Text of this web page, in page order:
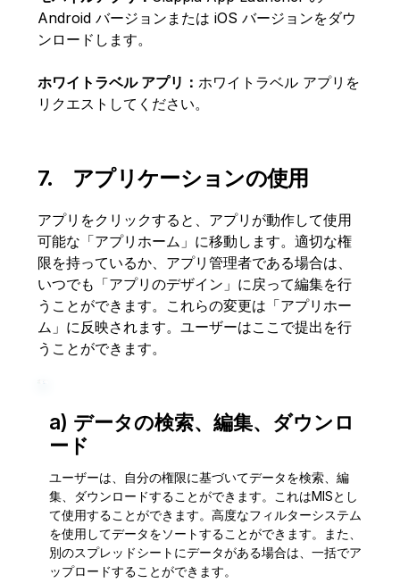
Android バージョンまたは iOS バージョンをダウ
ンロードします。
ホワイトラベル アプリ： ホワイトラベル アプリを
リクエストしてください。
7. アプリケーションの使用
アプリをクリックすると、アプリが動作して使用
可能な「アプリホーム」に移動します。適切な権
限を持っているか、アプリ管理者である場合は、
いつでも「アプリのデザイン」に戻って編集を行
うことができます。これらの変更は「アプリホー
ム」に反映されます。ユーザーはここで提出を行
うことができます。
a) データの検索、編集、ダウンロ
ード
ユーザーは、自分の権限に基づいてデータを検索、編
集、ダウンロードすることができます。これはMISとし
て使用することができます。高度なフィルターシステム
を使用してデータをソートすることができます。また、
別のスプレッドシートにデータがある場合は、一括でア
ップロードすることができます。